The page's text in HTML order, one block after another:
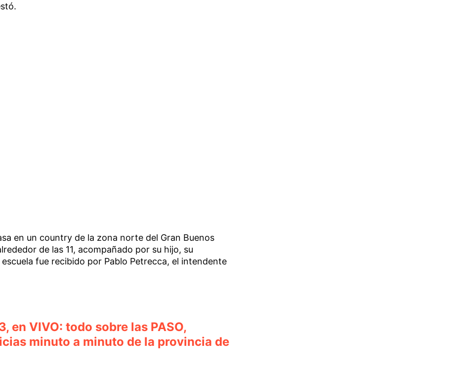
en un country de la zona norte del Gran Buenos
de las 11, acompañado por su hijo, su
fue recibido por Pablo Petrecca, el intendente
en VIVO: todo sobre las PASO,
minuto a minuto de la provincia de